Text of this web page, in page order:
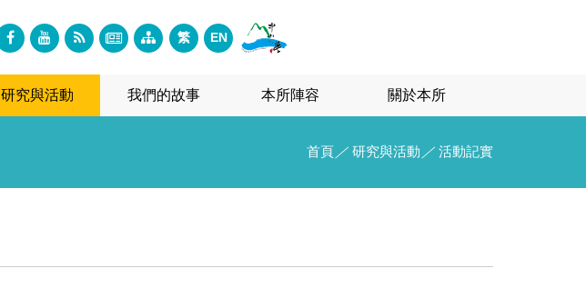
繁 EN
研究與活動 我們的故事 本所陣容 關於本所
首頁 ／ 研究與活動 ／ 活動記實